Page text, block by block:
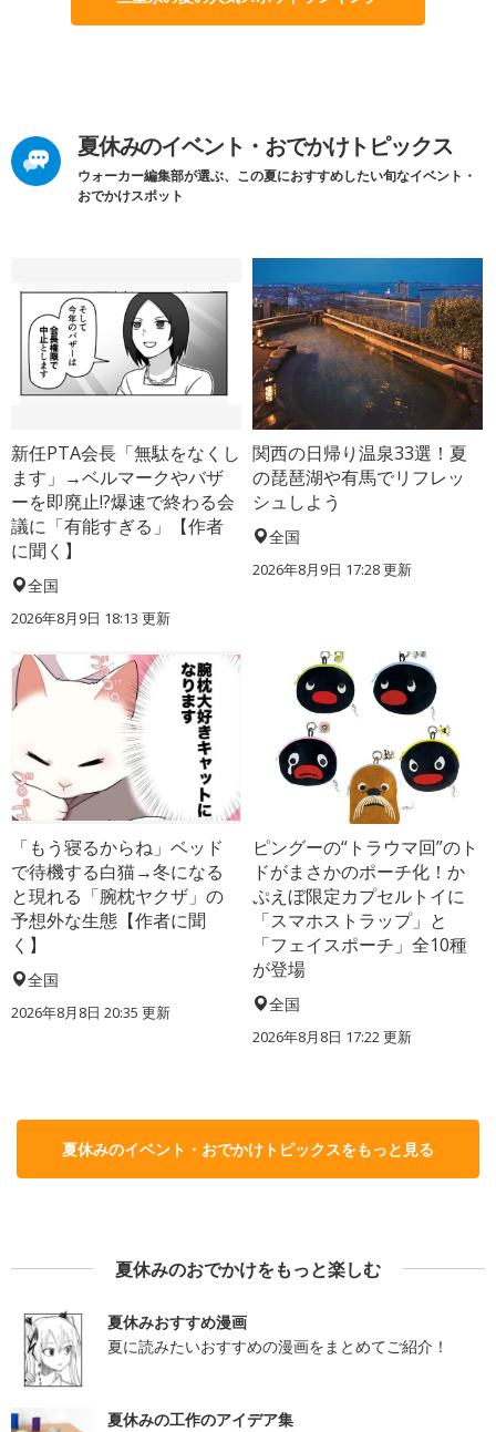
夏休みのイベント・おでかけトピックス
ウォーカー編集部が選ぶ、この夏におすすめしたい旬なイベント・
おでかけスポット
新任PTA会長「無駄をなくし
ます」→ベルマークやバザ
ーを即廃止!?爆速で終わる会
議に「有能すぎる」【作者
に聞く】
全国
2026年8月9日 18:13 更新
関西の日帰り温泉33選！夏
の琵琶湖や有馬でリフレッ
シュしよう
全国
2026年8月9日 17:28更新
「もう寝るからね」ベッド
で待機する白猫→冬になる
と現れる「腕枕ヤクザ」の
予想外な生態【作者に聞
く】
全国
2026年8月8日 20:35 更新
ピングーの“トラウマ回”のト
ドがまさかのポーチ化！か
ぷえぼ限定カプセルトイに
「スマホストラップ」と
「フェイスポーチ」全10種
が登場
全国
2026年8月8日 17:22更新
夏休みのイベント・おでかけトピックスをもっと見る
夏休みのおでかけをもっと楽しむ
夏休みおすすめ漫画
夏に読みたいおすすめの漫画をまとめてご紹介！
夏休みの工作のアイデア集